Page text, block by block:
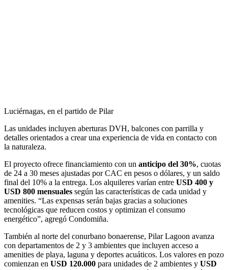
Luciérnagas, en el partido de Pilar
Las unidades incluyen aberturas DVH, balcones con parrilla y
detalles orientados a crear una experiencia de vida en contacto con
la naturaleza.
El proyecto ofrece financiamiento con un anticipo del 30%, cuotas
de 24 a 30 meses ajustadas por CAC en pesos o dólares, y un saldo
final del 10% a la entrega. Los alquileres varían entre USD 400 y
USD 800 mensuales según las características de cada unidad y
amenities. “Las expensas serán bajas gracias a soluciones
tecnológicas que reducen costos y optimizan el consumo
energético”, agregó Condomiña.
También al norte del conurbano bonaerense, Pilar Lagoon avanza
con departamentos de 2 y 3 ambientes que incluyen acceso a
amenities de playa, laguna y deportes acuáticos. Los valores en pozo
comienzan en USD 120.000 para unidades de 2 ambientes y USD